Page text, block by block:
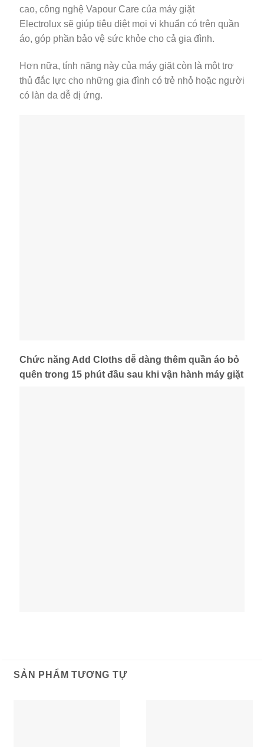
cao, công nghệ Vapour Care của máy giặt
Electrolux sẽ giúp tiêu diệt mọi vi khuẩn có trên quần
áo, góp phần bảo vệ sức khỏe cho cả gia đình.
Hơn nữa, tính năng này của máy giặt còn là một trợ
thủ đắc lực cho những gia đình có trẻ nhỏ hoặc người
có làn da dễ dị ứng.
Chức năng Add Cloths dễ dàng thêm quần áo bỏ
quên trong 15 phút đầu sau khi vận hành máy giặt
SẢN PHẨM TƯƠNG TỰ